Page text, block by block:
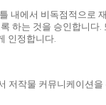
내에서 비독점적으로
하는 것을 승인합니
인정합니다.
작물 커뮤니케이션